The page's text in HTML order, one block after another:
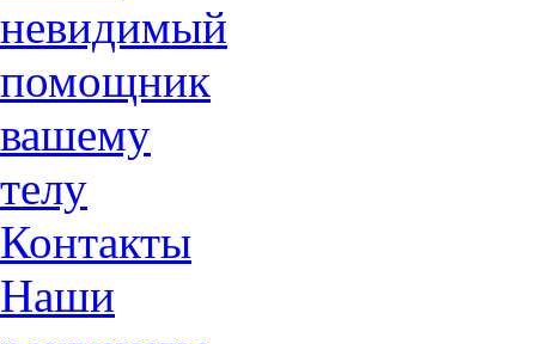
невидимый
помощник
вашему
телу
Контакты
Наши